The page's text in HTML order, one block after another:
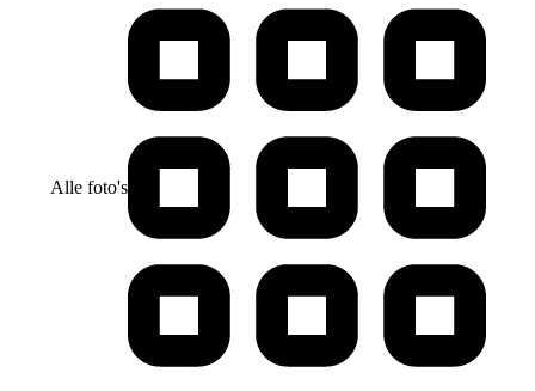
Alle foto's